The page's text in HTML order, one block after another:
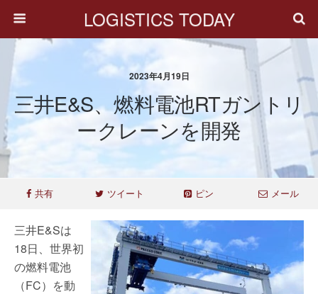
LOGISTICS TODAY
2023年4月19日
三井E&S、燃料電池RTガントリ
ークレーンを開発
共有 ツイート ピン メール
三井E&Sは
18日、世界初
の燃料電池
（FC）を動